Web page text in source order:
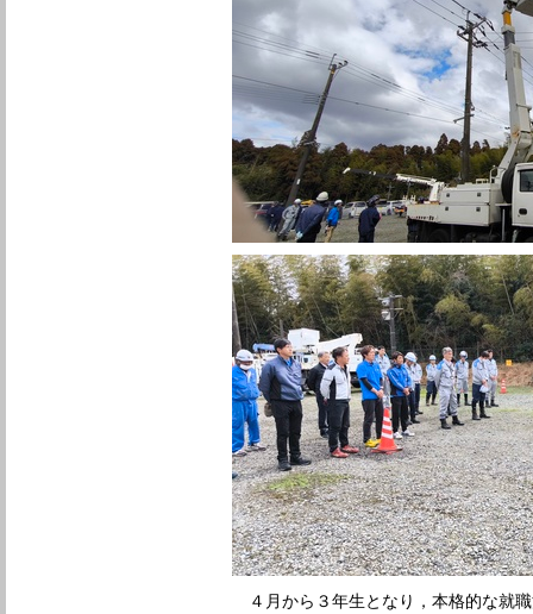
４月から３年生となり，本格的な就